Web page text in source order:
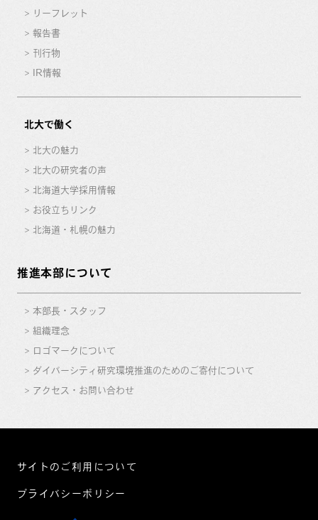
リーフレット
報告書
刊行物
IR情報
北大で働く
北大の魅力
北大の研究者の声
北海道大学採用情報
お役立ちリンク
北海道・札幌の魅力
推進本部について
本部長・スタッフ
組織理念
ロゴマークについて
ダイバーシティ研究環境推進のためのご寄付について
アクセス・お問い合わせ
サイトのご利用について
プライバシーポリシー